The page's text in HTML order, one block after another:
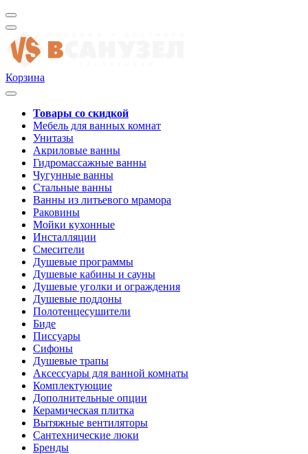
Корзина
Товары со скидкой
Мебель для ванных комнат
Унитазы
Акриловые ванны
Гидромассажные ванны
Чугунные ванны
Стальные ванны
Ванны из литьевого мрамора
Раковины
Мойки кухонные
Инсталляции
Смесители
Душевые программы
Душевые кабины и сауны
Душевые уголки и ограждения
Душевые поддоны
Полотенцесушители
Биде
Писсуары
Сифоны
Душевые трапы
Аксессуары для ванной комнаты
Комплектующие
Дополнительные опции
Керамическая плитка
Вытяжные вентиляторы
Сантехнические люки
Бренды